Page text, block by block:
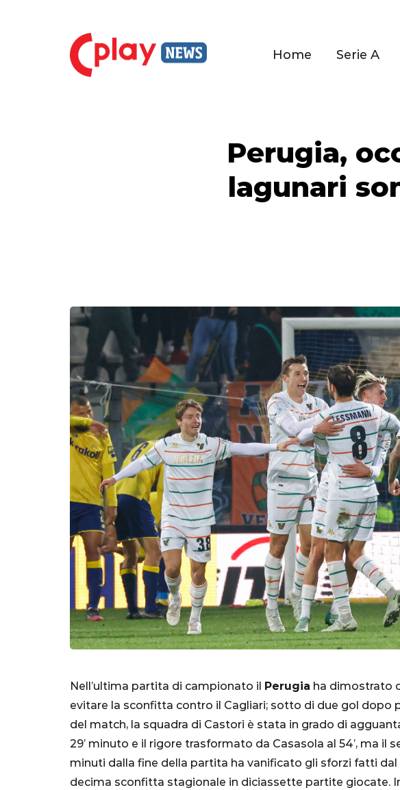
Home Serie A
Perugia,
lagunari
Nell’ultima partita di campionato il Perugia ha dimostrato
evitare la sconfitta contro il Cagliari; sotto di due gol dopo
del match, la squadra di Castori è stata in grado di
29’ minuto e il rigore trasformato da Casasola al 54’, ma il
minuti dalla fine della partita ha vanificato gli sforzi fatti dal
decima sconfitta stagionale in diciassette partite giocate.